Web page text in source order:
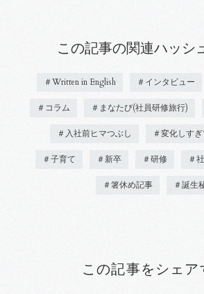
この記事の関連ハッシ
＃Written in English ＃インタビュー
＃コラム ＃まなたび(社員研修旅行)
＃入社前ヒマつぶし ＃変化しす
＃子育て ＃新卒 ＃研修 ＃
＃箸休め記事 ＃誕生
この記事をシェア